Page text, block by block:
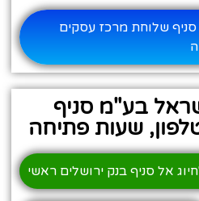
שלוחת מרכז עסקים
בע"מ סניף
שעות פתיחה
אל סניף בנק ירושלים ראשי